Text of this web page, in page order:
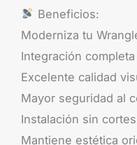
Beneficios:
Moderniza tu
Integración
Excelente calidad
Mayor seguridad al
Instalación sin
Mantiene estética